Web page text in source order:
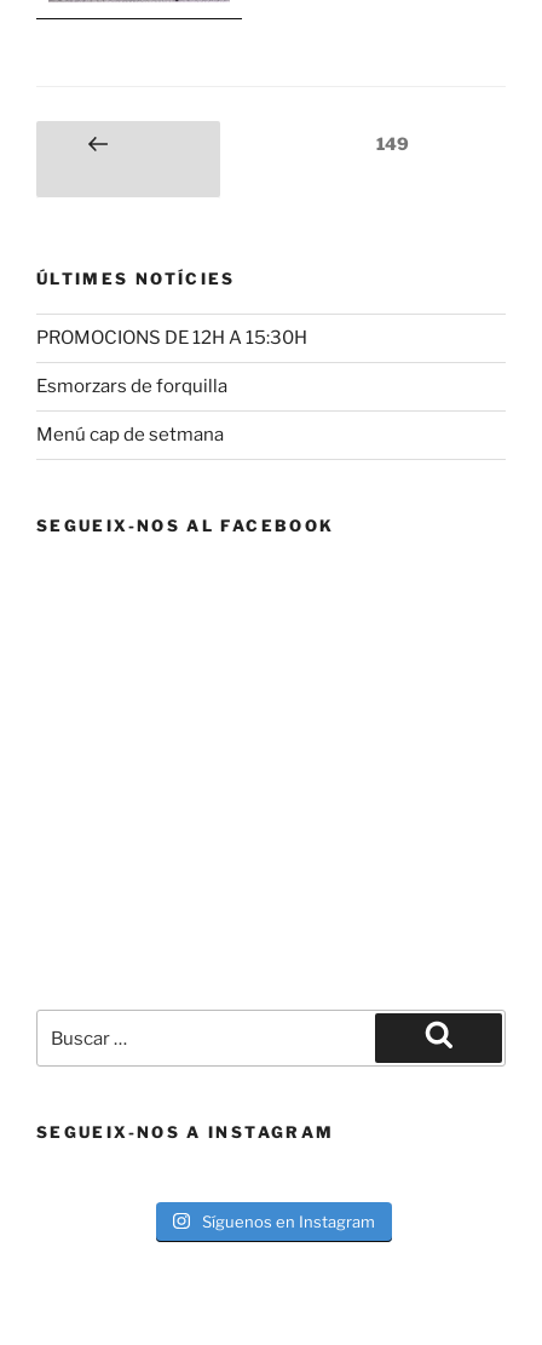
Paginación
entradas
Página
Página149
ÚLTIMES NOTÍCIES
PROMOCIONS DE 12H A 15:30H
Esmorzars de forquilla
Menú cap de setmana
SEGUEIX-NOS AL FACEBOOK
por:
Buscar
SEGUEIX-NOS A INSTAGRAM
Síguenos en Instagram